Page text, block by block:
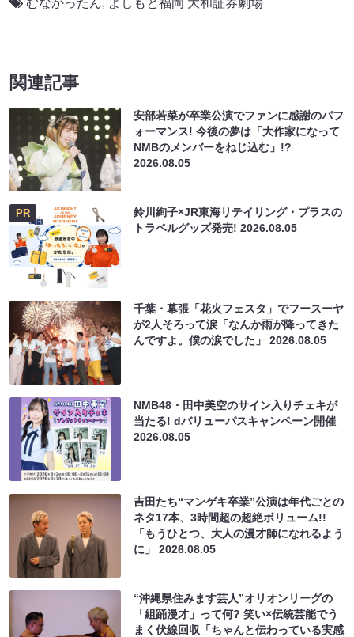
関連記事
安部若菜が卒業公演でファンに感謝のパフ
ォーマンス! 今後の夢は「大作家になって
NMBのメンバーをねじ込む」!?
2026.08.05
PR
鈴川絢子×JR東海リテイリング・プラスの
トラベルグッズ発売!2026.08.05
千葉・幕張「花火フェスタ」でフースーヤ
が2人そろって涙「なんか雨が降ってきた
んですよ。僕の涙でした」2026.08.05
NMB48・田中美空のサイン入りチェキが
当たる! dバリューパスキャンペーン開催
2026.08.05
吉田たち“マンゲキ卒業”公演は年代ごとの
ネタ17本、3時間超の超絶ボリューム!!
「もうひとつ、大人の漫才師になれるよう
に」2026.08.05
“沖縄県住みます芸人”オリオンリーグの
「組踊漫才」って何? 笑い×伝統芸能でう
まく伏線回収「ちゃんと伝わっている実感